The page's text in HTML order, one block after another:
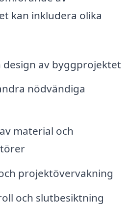
kan inkludera olika
design av byggprojektet
nödvändiga
material och
projektövervakning
och slutbesiktning